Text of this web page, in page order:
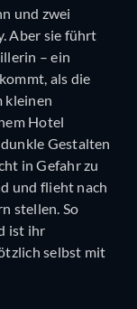
und zwei
Aber sie führt
– ein
als die
kleinen
Hotel
Gestalten
in Gefahr zu
und flieht nach
stellen. So
ist ihr
selbst mit